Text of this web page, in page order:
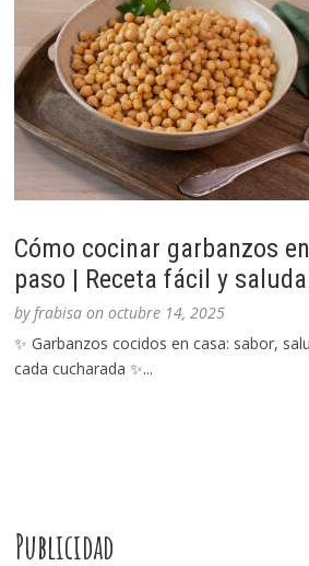
Cómo cocinar garbanzos
paso | Receta fácil y
byfrabisa onoctubre 14, 2025
✨ Garbanzos cocidos en casa: sabor,
cada cucharada ✨...
Publicidad